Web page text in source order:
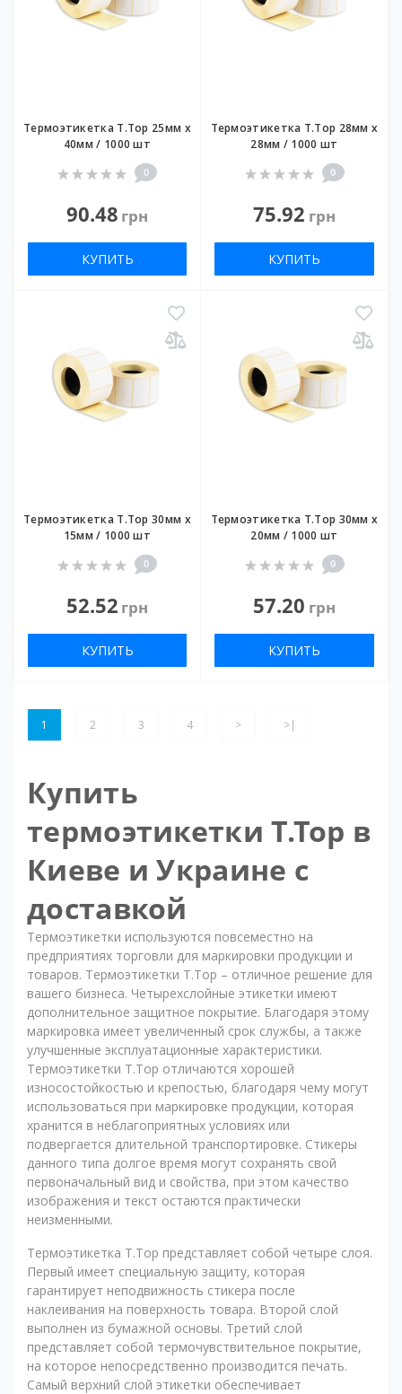
Термоэтикетка T.Top 25мм х
40мм / 1000 шт
0
90.48 грн
КУПИТЬ
Термоэтикетка T.Top 28мм х
28мм / 1000 шт
0
75.92 грн
КУПИТЬ
Термоэтикетка T.Top 30мм х
15мм / 1000 шт
0
52.52 грн
КУПИТЬ
Термоэтикетка T.Top 30мм х
20мм / 1000 шт
0
57.20 грн
КУПИТЬ
1 2 3 4 > >|
Купить
термоэтикетки T.Top в
Киеве и Украине с
доставкой
Термоэтикетки используются повсеместно на
предприятиях торговли для маркировки продукции и
товаров. Термоэтикетки T.Top – отличное решение для
вашего бизнеса. Четырехслойные этикетки имеют
дополнительное защитное покрытие. Благодаря этому
маркировка имеет увеличенный срок службы, а также
улучшенные эксплуатационные характеристики.
Термоэтикетки T.Top отличаются хорошей
износостойкостью и крепостью, благодаря чему могут
использоваться при маркировке продукции, которая
хранится в неблагоприятных условиях или
подвергается длительной транспортировке. Стикеры
данного типа долгое время могут сохранять свой
первоначальный вид и свойства, при этом качество
изображения и текст остаются практически
неизменными.
Термоэтикетка T.Top представляет собой четыре слоя.
Первый имеет специальную защиту, которая
гарантирует неподвижность стикера после
наклеивания на поверхность товара. Второй слой
выполнен из бумажной основы. Третий слой
представляет собой термочувствительное покрытие,
на которое непосредственно производится печать.
Самый верхний слой этикетки обеспечивает